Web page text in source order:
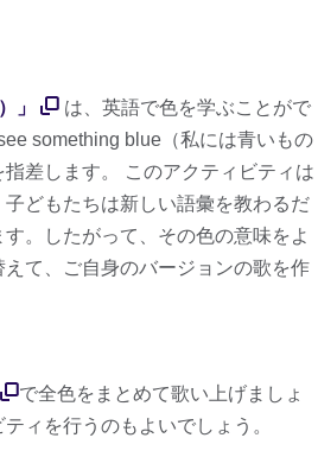
」
は、英語で色を学ぶことがで
something blue（私には青いもの
差します。 このアクティビティは
どもたちは新しい語彙を教わるだ
。したがって、その色の意味をよ
て、ご自身のバージョンの歌を作
で全色をまとめて歌い上げましょ
ィを行うのもよいでしょう。